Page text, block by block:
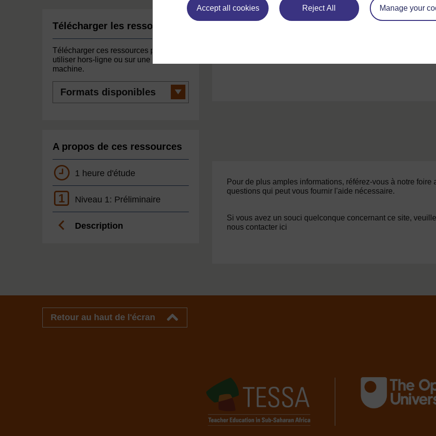
Accept all cookies Reject All Manage your
Télécharger les ressources
Télécharger ces ressources pour les
utiliser hors-ligne ou sur une autre
machine.
disponibles
A propos de ces ressources
1 heure d'étude
1 Niveau 1: Préliminaire
Description
1.
Pour de plus amples informations, référez-vous à notre foire
questions qui peut vous fournir l'aide nécessaire.
Si vous avez un souci quelconque concernant ce site,
nous contacter ici
Retour au haut de l'écran